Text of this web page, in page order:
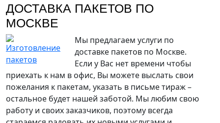
ДОСТАВКА ПАКЕТОВ ПО
МОСКВЕ
Мы предлагаем услуги по
доставке пакетов по Москве.
Если у Вас нет времени чтобы
приехать к нам в офис, Вы можете выслать свои
пожелания к пакетам, указать в письме тираж –
остальное будет нашей заботой. Мы любим свою
работу и своих заказчиков, поэтому всегда